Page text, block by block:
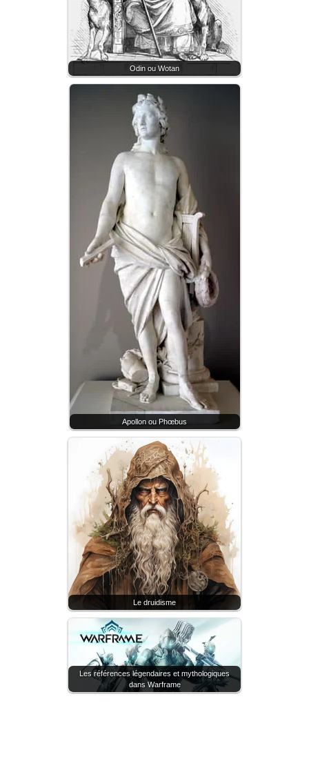
Odin ou Wotan
Apollon ou Phœbus
Le druidisme
Les références légendaires et mythologiques
dans Warframe